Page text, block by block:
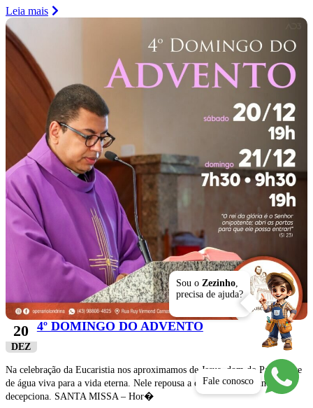
Leia mais
20
DEZ
4º DOMINGO DO ADVENTO
Na celebração da Eucaristia nos aproximamos de Jesus, dom do Pai e fonte
de água viva para a vida eterna. Nele repousa a esperança que nunca nos
decepciona. SANTA MISSA – Hor�
Sou o Zezinho,
precisa de ajuda?
Fale conosco